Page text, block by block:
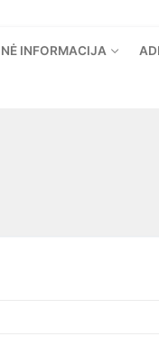
INFORMACIJA